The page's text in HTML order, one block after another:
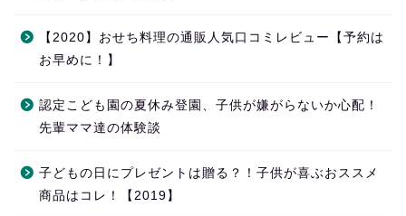
【2020】おせち料理の通販人気口コミレビュー【予約は
お早めに！】
認定こども園の夏休み登園、子供が嫌がらないか心配！
先輩ママ達の体験談
子どもの日にプレゼントは贈る？！子供が喜ぶおススメ
商品はコレ！【2019】